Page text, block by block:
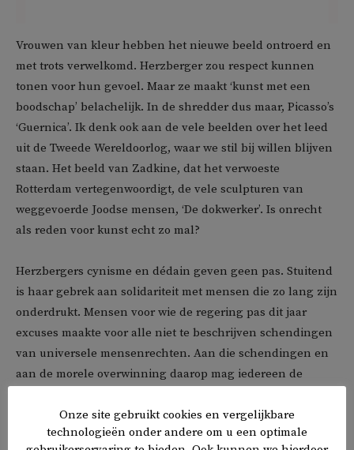
Vrouwen van kleur hebben het nieuwe beeld ontroerd en
met trots verwelkomd. Herzberger zou respect kunnen
tonen voor hun gevoel. Maar ze maakt ‘kunst met een
boodschap’ belachelijk. In de shredder dus maar, Picasso’s
‘Guernica’. Ik denk ook aan de vele beelden over het leed
uit de Tweede Wereldoorlog, waar we stil bij willen blijven
staan. Het beeld van Zadkine, dat het verwoeste
Rotterdam vertegenwoordigt, de vele sculpturen van
weggevoerde Joodse mensen, ‘De dokwerker’. Is onrecht
als reden voor kunst echt zo mal?
Herzbergers cynisme en dédain geven geen pas. Stuitend
is haar gebrek aan solidariteit met mensen die zo lang zijn
onderdrukt. Mensen voor wie de regering pas dit jaar
excuses maakte voor alle niet te beschrijven schendingen
van universele mensenrechten. Aan die schendingen en
aan de morele overwinning daarop mag iedereen de
er nooit meer een recht wordt geschonden.
Onze site gebruikt cookies en vergelijkbare
technologieën onder andere om u een optimale